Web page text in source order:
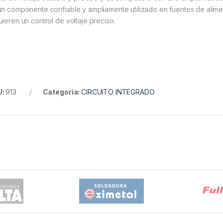
componente confiable y ampliamente utilizado en fuentes de
un control de voltaje preciso.
913 Categoría:CIRCUITO INTEGRADO